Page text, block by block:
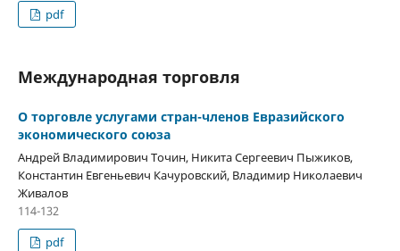
pdf
Международная торговля
О торговле услугами стран-членов Евразийского
экономического союза
Андрей Владимирович Точин, Никита Сергеевич Пыжиков,
Константин Евгеньевич Качуровский, Владимир Николаевич
Живалов
114-132
pdf